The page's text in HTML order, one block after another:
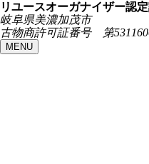
リユースオーガナイザー認
岐阜県美濃加茂市
古物商許可証番号 第
MENU